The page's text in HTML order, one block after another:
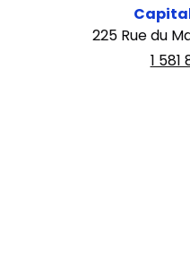
225 Rue du
1